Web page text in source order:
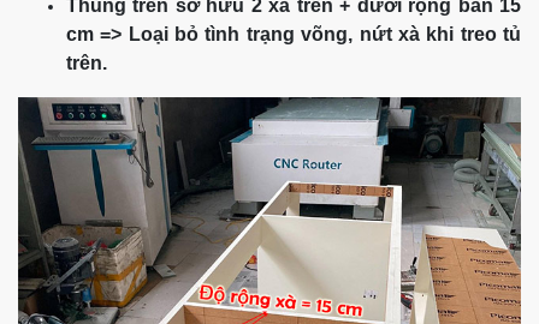
Thùng trên sở hữu 2 xà trên + dưới rộng bản 15
cm => Loại bỏ tình trạng võng, nứt xà khi treo tủ
trên.